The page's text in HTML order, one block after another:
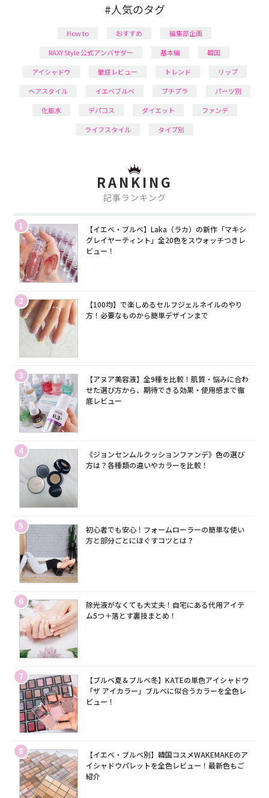
#人気のタグ
How to おすすめ
編集部企画
RAXY Style 公式アンバサダー
基本編
韓国
アイシャドウ
徹底レビュー トレンド
リップ
ヘアスタイル
イエベブルベ プチプラ
パーツ別
化粧水
デパコス ダイエット
ファンデ
ライフスタイル
タイプ別
RANKING
記事ランキング
1
【イエベ・ブルベ】Laka（ラカ）の新作「マキシ
グレイヤーティント」全20色をスウォッチつきレ
ビュー！
2
【100均】で楽しめるセルフジェルネイルのやり
方！必要なものから簡単デザインまで
3
【アヌア美容液】全9種を比較！肌質・悩みに合わ
せた選び方から、期待できる効果・使用感まで徹
底レビュー
4
《ジョンセンムルクッションファンデ》色の選び
方は？各種類の違いやカラーを比較！
5
初心者でも安心！フォームローラーの簡単な使い
方と部分ごとにほぐすコツとは？
6
除光液がなくても大丈夫！自宅にある代用アイテ
ム5つ＋落とす裏技まとめ！
7
【ブルベ夏＆ブルベ冬】KATEの単色アイシャドウ
「ザ アイカラー」ブルベに似合うカラーを全色レ
ビュー！
8
【イエベ・ブルベ別】韓国コスメWAKEMAKEのア
イシャドウパレットを全色レビュー！最新色もご
紹介